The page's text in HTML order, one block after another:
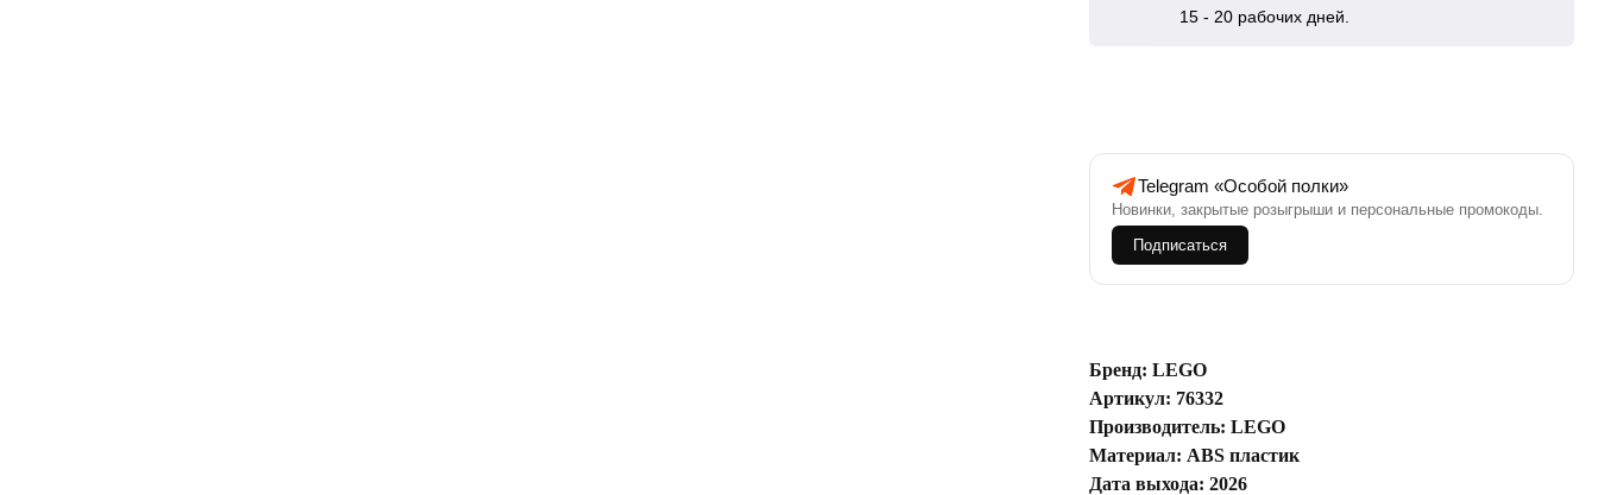
15 - 20 рабочих дней.
Telegram «Особой полки»
Новинки, закрытые розыгрыши и персональные промокоды.
Подписаться
Бренд: LEGO
Артикул: 76332
Производитель: LEGO
Материал: ABS пластик
Дата выхода: 2026